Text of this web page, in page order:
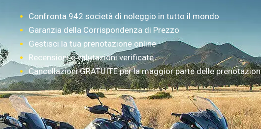
Confronta 942 società di noleggio in tutto il mondo
Garanzia della Corrispondenza di Prezzo
Gestisci la tua prenotazione online
Recensioni e valutazioni verificate
Cancellazioni GRATUITE per la maggior parte delle